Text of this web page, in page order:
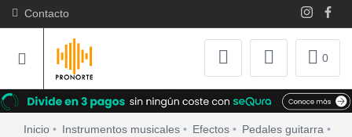
Contacto
0
Inicio Instrumentos musicales Efectos
Pedales guitarra